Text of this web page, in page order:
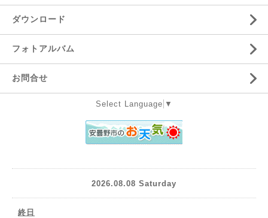
ダウンロード
フォトアルバム
お問合せ
Select Language ▼
2026.08.08 Saturday
終日